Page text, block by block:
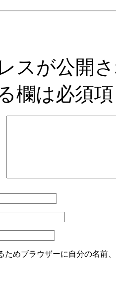
スが公開
欄は必須
ためブラウザーに自分の名前